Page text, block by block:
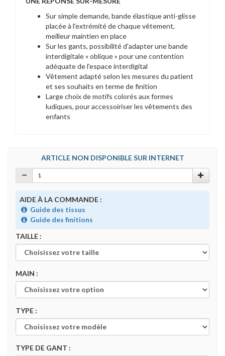
Sur simple demande, bande élastique anti-glisse
placée à l'extrémité de chaque vêtement,
meilleur maintien en place
Sur les gants, possibilité d'adapter une bande
interdigitale « oblique » pour une contention
adéquate de l'espace interdigital
Vêtement adapté selon les mesures du patient
et ses souhaits en terme de finition
Large choix de motifs colorés aux formes
ludiques, pour accessoiriser les vêtements des
enfants
ARTICLE NON DISPONIBLE SUR INTERNET
AIDE À LA COMMANDE :
Guide des tissus
Guide des finitions
TAILLE :
MAIN :
TYPE :
TYPE DE GANT :